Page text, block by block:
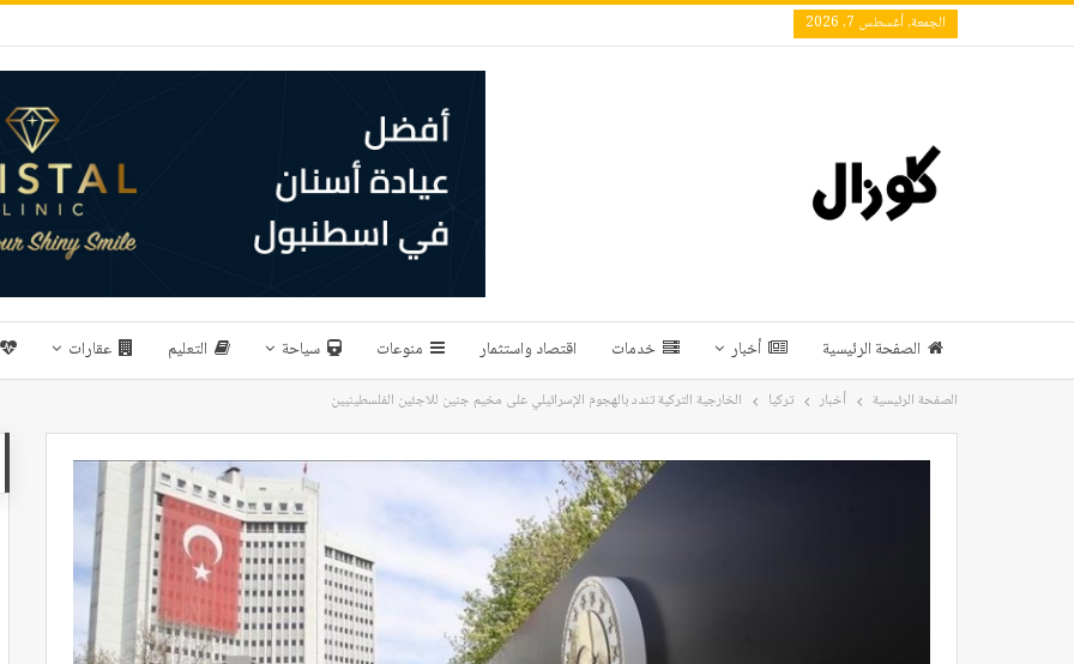
الجمعة, أغسطس 7, 2026
الصفحة الرئيسية أخبار خدمات اقتصاد واستثمار منوعات سياحة التعليم عقارات
الصفحة الرئيسية أخبار تركيا الخارجية التركية تندد بالهجوم الإسرائيلي على مخيم جنين للاجئين الفلسطينيين